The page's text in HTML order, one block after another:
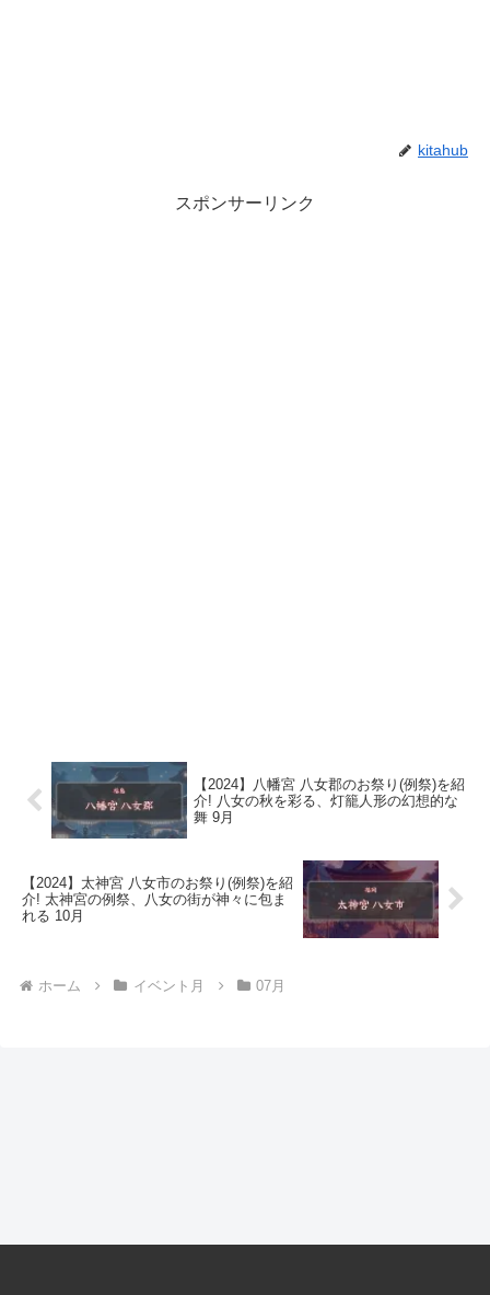
kitahub
スポンサーリンク
【2024】八幡宮 八女郡のお祭り(例祭)を紹
介! 八女の秋を彩る、灯籠人形の幻想的な
舞 9月
【2024】太神宮 八女市のお祭り(例祭)を紹
介! 太神宮の例祭、八女の街が神々に包ま
れる 10月
ホーム イベント月 07月